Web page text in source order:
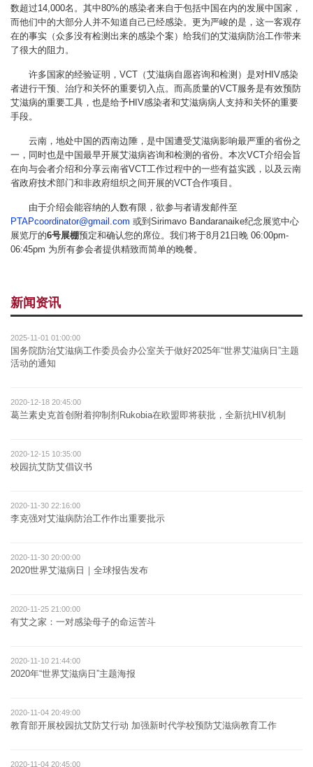
数超过14,000名。其中80%的感染者来自于包括中国在内的发展中国家，
而他们中的大部分人并不知道自己已经感染。更为严峻的是，这一客观存
在的事实（众多没有检测出来的感染个案）给我们的艾滋病防治工作带来
了很大的阻力。
许多国家的经验证明，VCT（艾滋病自愿咨询和检测）是对HIV感染
者进行干预、治疗和关怀的重要切入点。而高质量的VCT服务是有效预防
艾滋病的重要工具，也是给予HIV感染者和艾滋病病人支持和关怀的重要
手段。
云南，地处中国的西南边陲，是中国遭受艾滋病影响最严重的省份之
一，同时也是中国最早开展艾滋病咨询和检测的省份。本次VCT介绍会旨
在向与会者介绍和分享云南省VCT工作过程中的一些有益实践，以及云南
省政府技术部门和非政府组织之间开展的VCT合作项目。
由于介绍会能容纳的人数有限，欲参与者请发邮件至
PTAPcoordinator@gmail.com 或到Sirimavo Bandaranaike纪念展览中心
展览厅的6号展棚预定和确认您的席位。我们将于8月21日晚 06:00pm-
06:45pm 为所有参会者提供精致而简单的晚餐。
新闻资讯
2025-11-01 01:00:00
国务院防治艾滋病工作委员会办公室关于做好2025年“世界艾滋病日”主题
活动的通知
2020-12-18 20:45:00
葛兰素史克首创附着抑制剂Rukobia在欧盟即将获批，全新抗HIV机制
2020-12-15 10:35:00
校园抗艾防艾倡议书
2020-11-30 22:16:00
李克强对艾滋病防治工作作出重要批示
2020-11-30 20:00:00
2020世界艾滋病日｜全球报告发布
2020-11-25 21:00:00
有艾之家：一对感染母子的命运苦斗
2020-11-10 21:44:00
2020年“世界艾滋病日”主题海报
2020-11-04 20:49:00
教育部开展校园抗艾防艾行动 加强新时代学校预防艾滋病教育工作
2020-11-04 20:45:00